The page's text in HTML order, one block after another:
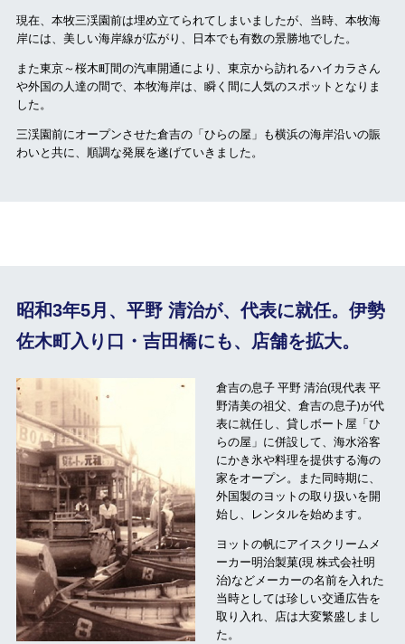
現在、本牧三渓園前は埋め立てられてしまいましたが、当時、本牧海
岸には、美しい海岸線が広がり、日本でも有数の景勝地でした。
また東京～桜木町間の汽車開通により、東京から訪れるハイカラさん
や外国の人達の間で、本牧海岸は、瞬く間に人気のスポットとなりま
した。
三渓園前にオープンさせた倉吉の「ひらの屋」も横浜の海岸沿いの賑
わいと共に、順調な発展を遂げていきました。
昭和3年5月、平野 清治が、代表に就任。 伊勢
佐木町入り口・吉田橋にも、店舗を拡大。
倉吉の息子 平野 清治(現代表 平
野清美の祖父、倉吉の息子)が代
表に就任し、貸しボート屋「ひ
らの屋」に併設して、海水浴客
にかき氷や料理を提供する海の
家をオープン。また同時期に、
外国製のヨットの取り扱いを開
始し、レンタルを始めます。
ヨットの帆にアイスクリームメ
ーカー明治製菓(現 株式会社明
治)などメーカーの名前を入れた
当時としては珍しい交通広告を
取り入れ、店は大変繁盛しまし
た。